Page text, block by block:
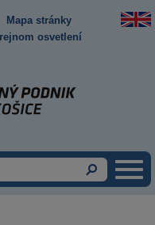
Mapa stránky
osvetlení